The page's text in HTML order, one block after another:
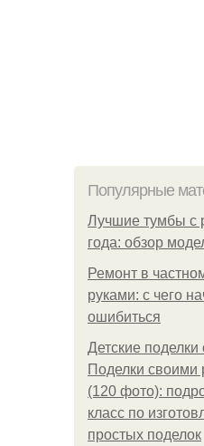
Популярные
Лучшие тумбы с
года: обзор
Ремонт в
руками: с чего
ошибиться
Детские
Поделки своими
(120 фото):
класс по
простых поделок